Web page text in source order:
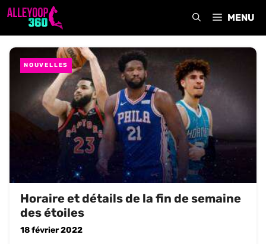
Aller
MENU
NOUVELLES
Horaire et détails de la fin de semaine
des étoiles
18 février 2022